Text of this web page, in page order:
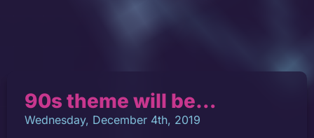
90s theme will be…
Wednesday, December 4th, 2019